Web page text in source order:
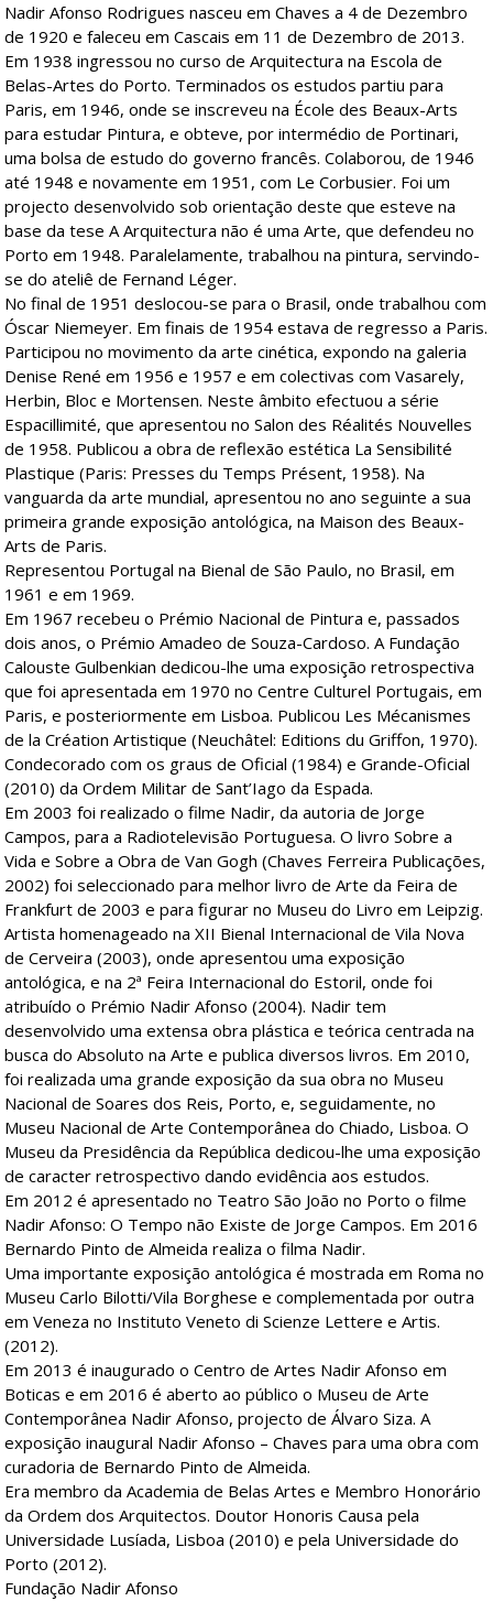
Nadir Afonso Rodrigues nasceu em Chaves a 4 de Dezembro
de 1920 e faleceu em Cascais em 11 de Dezembro de 2013.
Em 1938 ingressou no curso de Arquitectura na Escola de
Belas-Artes do Porto. Terminados os estudos partiu para
Paris, em 1946, onde se inscreveu na École des Beaux-Arts
para estudar Pintura, e obteve, por intermédio de Portinari,
uma bolsa de estudo do governo francês. Colaborou, de 1946
até 1948 e novamente em 1951, com Le Corbusier. Foi um
projecto desenvolvido sob orientação deste que esteve na
base da tese A Arquitectura não é uma Arte, que defendeu no
Porto em 1948. Paralelamente, trabalhou na pintura, servindo-
se do ateliê de Fernand Léger.
No final de 1951 deslocou-se para o Brasil, onde trabalhou com
Óscar Niemeyer. Em finais de 1954 estava de regresso a Paris.
Participou no movimento da arte cinética, expondo na galeria
Denise René em 1956 e 1957 e em colectivas com Vasarely,
Herbin, Bloc e Mortensen. Neste âmbito efectuou a série
Espacillimité, que apresentou no Salon des Réalités Nouvelles
de 1958. Publicou a obra de reflexão estética La Sensibilité
Plastique (Paris: Presses du Temps Présent, 1958). Na
vanguarda da arte mundial, apresentou no ano seguinte a sua
primeira grande exposição antológica, na Maison des Beaux-
Arts de Paris.
Representou Portugal na Bienal de São Paulo, no Brasil, em
1961 e em 1969.
Em 1967 recebeu o Prémio Nacional de Pintura e, passados
dois anos, o Prémio Amadeo de Souza-Cardoso. A Fundação
Calouste Gulbenkian dedicou-lhe uma exposição retrospectiva
que foi apresentada em 1970 no Centre Culturel Portugais, em
Paris, e posteriormente em Lisboa. Publicou Les Mécanismes
de la Création Artistique (Neuchâtel: Editions du Griffon, 1970).
Condecorado com os graus de Oficial (1984) e Grande-Oficial
(2010) da Ordem Militar de Sant’Iago da Espada.
Em 2003 foi realizado o filme Nadir, da autoria de Jorge
Campos, para a Radiotelevisão Portuguesa. O livro Sobre a
Vida e Sobre a Obra de Van Gogh (Chaves Ferreira Publicações,
2002) foi seleccionado para melhor livro de Arte da Feira de
Frankfurt de 2003 e para figurar no Museu do Livro em Leipzig.
Artista homenageado na XII Bienal Internacional de Vila Nova
de Cerveira (2003), onde apresentou uma exposição
antológica, e na 2ª Feira Internacional do Estoril, onde foi
atribuído o Prémio Nadir Afonso (2004). Nadir tem
desenvolvido uma extensa obra plástica e teórica centrada na
busca do Absoluto na Arte e publica diversos livros. Em 2010,
foi realizada uma grande exposição da sua obra no Museu
Nacional de Soares dos Reis, Porto, e, seguidamente, no
Museu Nacional de Arte Contemporânea do Chiado, Lisboa. O
Museu da Presidência da República dedicou-lhe uma exposição
de caracter retrospectivo dando evidência aos estudos.
Em 2012 é apresentado no Teatro São João no Porto o filme
Nadir Afonso: O Tempo não Existe de Jorge Campos. Em 2016
Bernardo Pinto de Almeida realiza o filma Nadir.
Uma importante exposição antológica é mostrada em Roma no
Museu Carlo Bilotti/Vila Borghese e complementada por outra
em Veneza no Instituto Veneto di Scienze Lettere e Artis.
(2012).
Em 2013 é inaugurado o Centro de Artes Nadir Afonso em
Boticas e em 2016 é aberto ao público o Museu de Arte
Contemporânea Nadir Afonso, projecto de Álvaro Siza. A
exposição inaugural Nadir Afonso – Chaves para uma obra com
curadoria de Bernardo Pinto de Almeida.
Era membro da Academia de Belas Artes e Membro Honorário
da Ordem dos Arquitectos. Doutor Honoris Causa pela
Universidade Lusíada, Lisboa (2010) e pela Universidade do
Porto (2012).
Fundação Nadir Afonso